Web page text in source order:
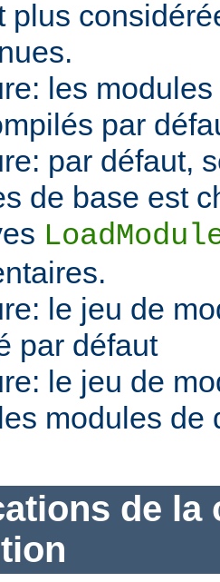
plus
les
par
par défaut,
de base est
le jeu de
par défaut
le jeu de
modules de
de la